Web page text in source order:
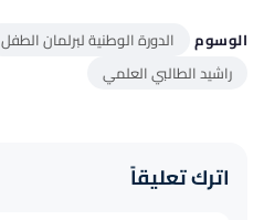
الوسوم الدورة الوطنية لبرلمان الطفل
راشيد الطالبي العلمي
اترك تعليقاً